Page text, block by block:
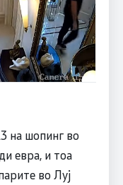
на шопинг во
евра, и тоа
во Луј